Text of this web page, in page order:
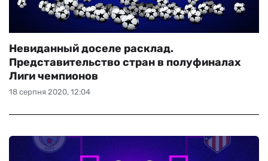
18 серпня 2020, 12:04
Невиданный доселе расклад.
Представительство стран в полуфиналах
Лиги чемпионов